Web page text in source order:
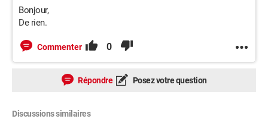
Bonjour,
De rien.
Commenter 0
Répondre Posez votre question
Discussions similaires